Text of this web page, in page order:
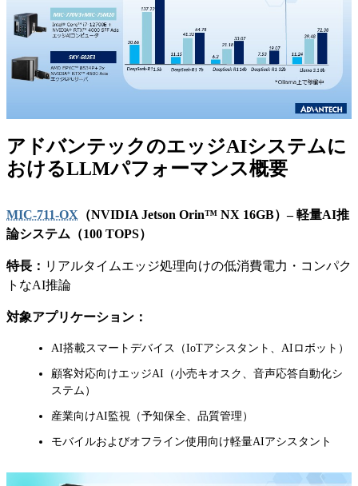
アドバンテックのエッジAIシステムに
おけるLLMパフォーマンス概要
MIC-711-OX （NVIDIA Jetson Orin™ NX 16GB）– 軽量AI推
論システム（100 TOPS）
特長： リアルタイムエッジ処理向けの低消費電力・コンパク
トなAI推論
対象アプリケーション：
AI搭載スマートデバイス（IoTアシスタント、AIロボット）
顧客対応向けエッジAI（小売キオスク、音声応答自動化シ
ステム）
産業向けAI監視（予知保全、品質管理）
モバイルおよびオフライン使用向け軽量AIアシスタント